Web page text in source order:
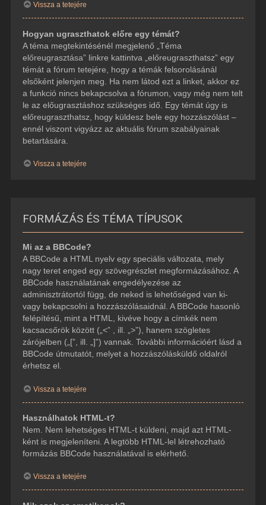
Vissza a tetejére
Hogyan ugraszthatok előre egy témát?
A téma megtekintésénél megjelenő „Téma
előreugrasztása” linkre kattintva „előreugraszthatsz” egy
témát a fórum tetejére, hogy a témák felsorolásánál
elsőként jelenjen meg. Ha nem látod ezt a linket, akkor ez
a funkció nincs bekapcsolva a fórumon, vagy még nem telt
le az előugrasztáshoz szükséges idő. Egy témát úgy is
előreugraszthatsz, hogy küldesz bele egy hozzászólást –
ennél viszont vigyázz az aktuális fórum szabályainak
betartására.
Vissza a tetejére
FORMÁZÁS ÉS TÉMA TÍPUSOK
Mi az a BBCode?
A BBCode a HTML nyelv egy speciális változata, mely
nagy teret enged egy szövegrészlet megformázásához. A
BBCode használatának engedélyezése az
adminisztrátortól függ, de neked is lehetőséged van ki-
vagy bekapcsolni a hozzászólásaidnál. A BBCode hasonló
felépítésű, mint a HTML, kivéve hogy a címkék nem
kacsacsőrök között („<” , ill. „>”), hanem szögletes
zárójelben („[”, ill. „]”) vannak. További információért lásd a
BBCode útmutatót, melyet a hozzászólásküldő oldalról
érhetsz el.
Vissza a tetejére
Használhatok HTML-t?
Nem. Nem lehetséges HTML-t küldeni, majd azt HTML-
ként is megjeleníteni. A legtöbb HTML-lel létrehozható
formázás BBCode használatával is elérhető.
Vissza a tetejére